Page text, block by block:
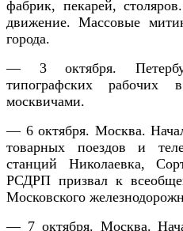
фабрик, пекарей,
движение. Массовые
города.
— 3 октября.
типографских рабочих
москвичами.
— 6 октября. Москва.
товарных поездов и
станций Николаевка,
РСДРП призвал к
Московского
— 7 октября. Москва.